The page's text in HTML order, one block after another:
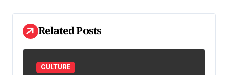
e
l
'
a
Related Posts
CULTURE